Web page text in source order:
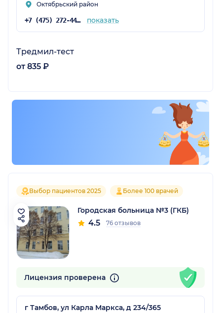
Октябрьский район
+7 (475) 272-44-23 показать
Тредмил-тест
от 835 ₽
Выбор пациентов 2025 Более 100 врачей
Городская больница №3 (ГКБ)
4.5 76 отзывов
Лицензия проверена
г Тамбов, ул Карла Маркса, д 234/365